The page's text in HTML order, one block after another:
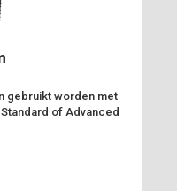
gebruikt worden met
of Advanced